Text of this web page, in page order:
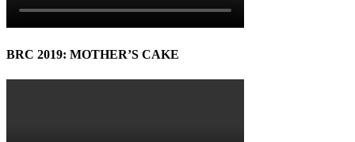
BRC 2019: MOTHER’S CAKE